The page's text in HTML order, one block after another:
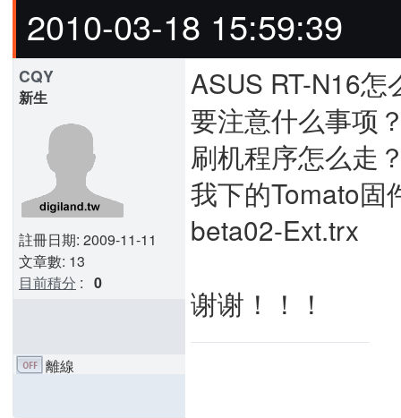
2010-03-18 15:59:39
CQY
新生
註冊日期: 2009-11-11
文章數: 13
目前積分 : 0
ASUS RT-N16
要注意什么事项
刷机程序怎么走
我下的Tomato固
beta02-Ext.trx
谢谢！！！
離線